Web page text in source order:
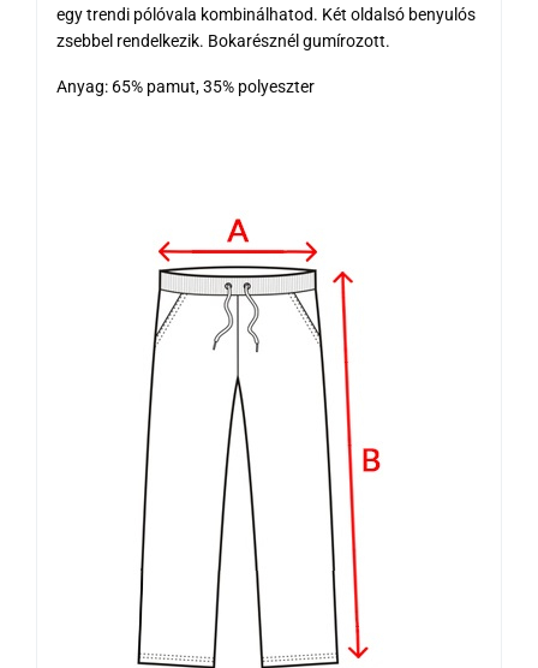
egy trendi pólóvala kombinálhatod. Két oldalsó benyulós
zsebbel rendelkezik. Bokarésznél gumírozott.
Anyag: 65% pamut, 35% polyeszter